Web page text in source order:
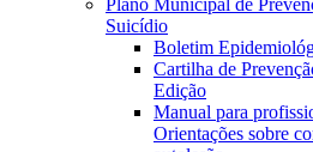
Plano Municipal de
Suicídio
Boletim
Cartilha de
Edição
Manual para
Orientações sobre